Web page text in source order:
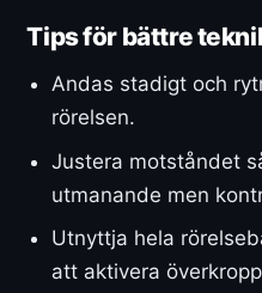
Tips för bättre
Andas stadigt och
rörelsen.
Justera motståndet
utmanande men
Utnyttja hela
att aktivera